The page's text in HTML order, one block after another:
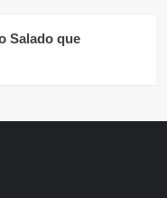
Salado que